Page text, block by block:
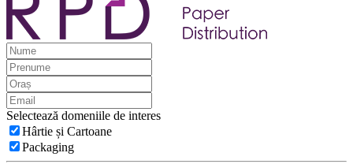
Selectează domeniile de interes
Hârtie și Cartoane
Packaging